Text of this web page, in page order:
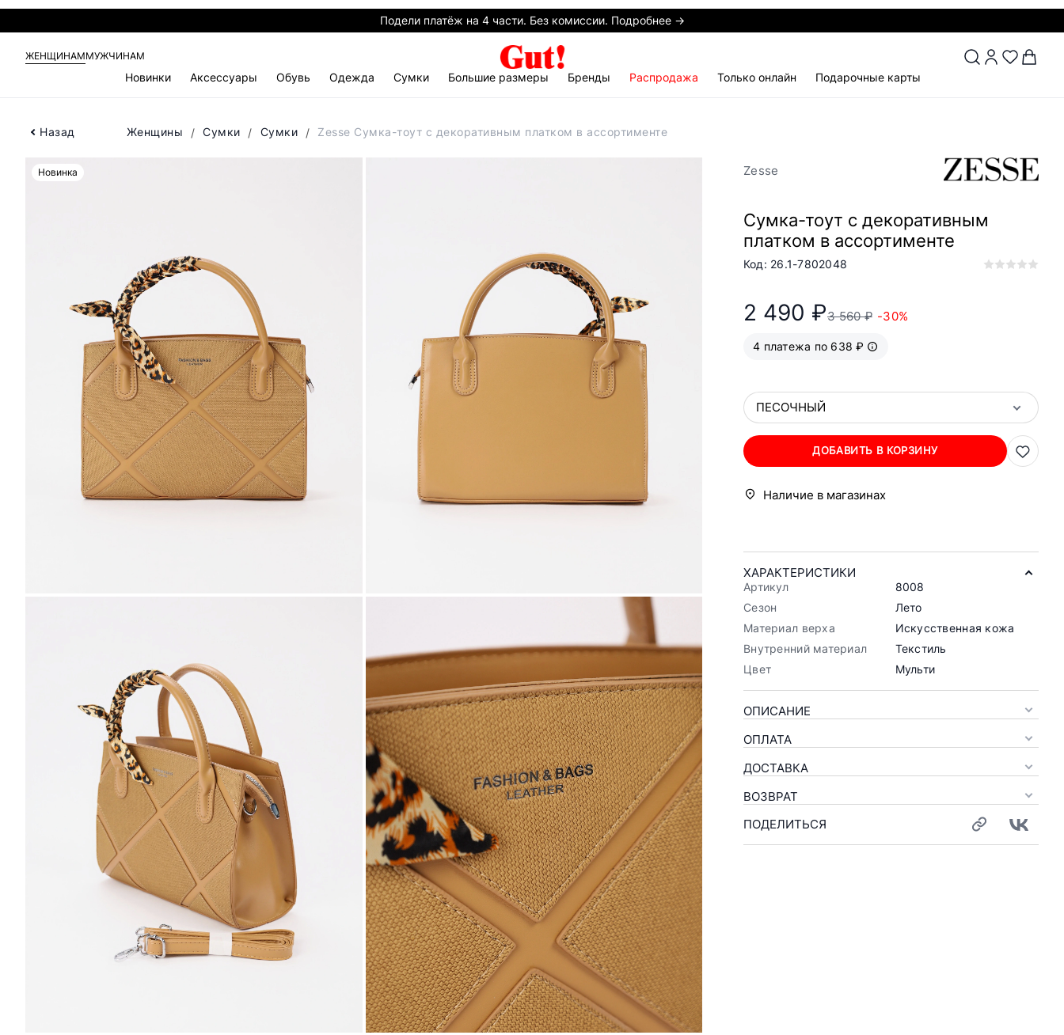
Подели платёж на 4 части. Без комиссии. Подробнее →
ЖЕНЩИНАММУЖЧИНАМ
Новинки Аксессуары Обувь Одежда Сумки Большие размеры Бренды Распродажа Только онлайн Подарочные карты
Назад Женщины Сумки Сумки Zesse Сумка-тоут с декоративным платком в ассортименте
Новинка Zesse
Сумка-тоут с декоративным
платком в ассортименте
Код: 26.1-7802048
2 490 ₽3 560 ₽ -30%
4 платежа по 638 ₽
ПЕСОЧНЫЙ
ДОБАВИТЬ В КОРЗИНУ
Наличие в магазинах
ХАРАКТЕРИСТИКИ
Артикул
8008
Сезон
Лето
Материал верха
Искусственная кожа
Внутренний материал
Текстиль
Цвет
Мульти
ОПИСАНИЕ
ОПЛАТА
ДОСТАВКА
ВОЗВРАТ
ПОДЕЛИТЬСЯ